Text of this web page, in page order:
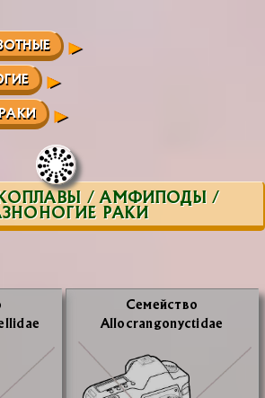
/ АМФИПОДЫ /
РАКИ
Се­мей­ство
Allocrangonyctidae